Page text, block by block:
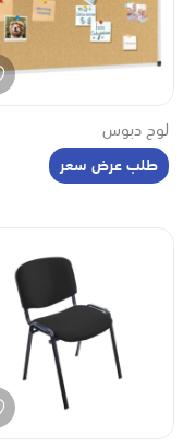
لوح دبوس
طلب عرض سعر